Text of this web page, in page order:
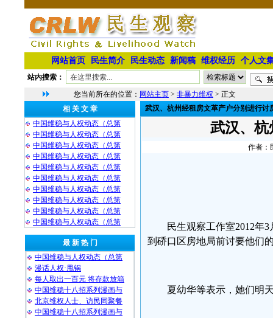
网站首页 民生简介 民生动态 新闻稿 维权经历 个人文
站内搜索：
您当前所在的位置： 网站主页 > 非暴力维权 > 正文
相 关 文 章
中国维稳与人权动态（总第
中国维稳与人权动态（总第
中国维稳与人权动态（总第
中国维稳与人权动态（总第
中国维稳与人权动态（总第
中国维稳与人权动态（总第
中国维稳与人权动态（总第
中国维稳与人权动态（总第
中国维稳与人权动态（总第
中国维稳与人权动态（总第
最 新 热 门
中国维稳与人权动态（总第
漫话人权·甩锅
每人取出一百元 将存款放箱
中国维稳十八招系列漫画与
北京维权人士、访民同聚餐
中国维稳十八招系列漫画与
武汉、杭州经租房文革产户分别进行讨
武汉、杭
作者：
民生观察工作室2012年
到硚口区房地局前讨要他们
夏幼华等表示，她们明